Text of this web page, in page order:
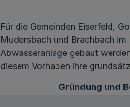
Für die Gemeinden Eiserfeld,
Mudersbach und Brachbach
Abwasseranlage gebaut
diesem Vorhaben ihre
Gründung und